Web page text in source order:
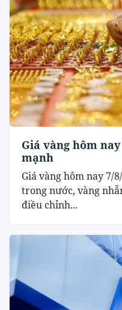
Giá vàng hôm
mạnh
Giá vàng hôm nay 7/
trong nước, vàng
điều chỉnh...